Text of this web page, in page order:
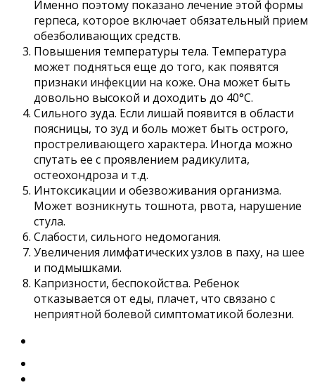
Именно поэтому показано лечение этой формы
герпеса, которое включает обязательный прием
обезболивающих средств.
Повышения температуры тела. Температура
может подняться еще до того, как появятся
признаки инфекции на коже. Она может быть
довольно высокой и доходить до 40°С.
Сильного зуда. Если лишай появится в области
поясницы, то зуд и боль может быть острого,
простреливающего характера. Иногда можно
спутать ее с проявлением радикулита,
остеохондроза и т.д.
Интоксикации и обезвоживания организма.
Может возникнуть тошнота, рвота, нарушение
стула.
Слабости, сильного недомогания.
Увеличения лимфатических узлов в паху, на шее
и подмышками.
Капризности, беспокойства. Ребенок
отказывается от еды, плачет, что связано с
неприятной болевой симптоматикой болезни.